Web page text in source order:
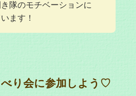
き隊のモチベーションに
ます！
り会に参加しよう♡